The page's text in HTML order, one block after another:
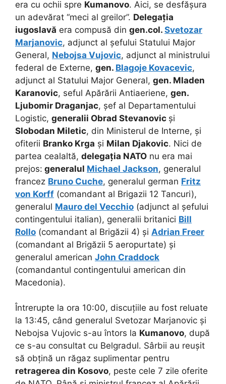
era cu ochii spre Kumanovo. Aici, se desfășura
un adevărat “meci al greilor”. Delegația
iugoslavă era compusă din gen.col. Svetozar
Marjanovic, adjunct al șefului Statului Major
General, Nebojsa Vujovic, adjunct al ministrului
federal de Externe, gen. Blagoje Kovacevic,
adjunct al Statului Major General, gen. Mladen
Karanovic, seful Apărării Antiaeriene, gen.
Ljubomir Draganjac, șef al Departamentului
Logistic, generalii Obrad Stevanovic și
Slobodan Miletic, din Ministerul de Interne, și
ofiterii Branko Krga și Milan Djakovic. Nici de
partea cealaltă, delegația NATO nu era mai
prejos: generalul Michael Jackson, generalul
francez Bruno Cuche, generalul german Fritz
von Korff (comandant al Brigazii 12 Tancuri),
generalul Mauro del Vecchio (adjunct al șefului
contingentului italian), generalii britanici Bill
Rollo (comandant al Brigăzii 4) și Adrian Freer
(comandant al Brigăzii 5 aeropurtate) și
generalul american John Craddock
(comandantul contingentului american din
Macedonia).
Întrerupte la ora 10:00, discuțiile au fost reluate
la 13:45, când generalul Svetozar Marjanovic și
Nebojsa Vujovic s-au întors la Kumanovo, după
ce s-au consultat cu Belgradul. Sârbii au reușit
să obțină un răgaz suplimentar pentru
retragerea din Kosovo, peste cele 7 zile oferite